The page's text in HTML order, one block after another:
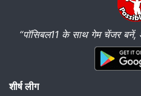
“पॉसिबल11 के साथ गेम चेंजर बनें,
शीर्ष लीग